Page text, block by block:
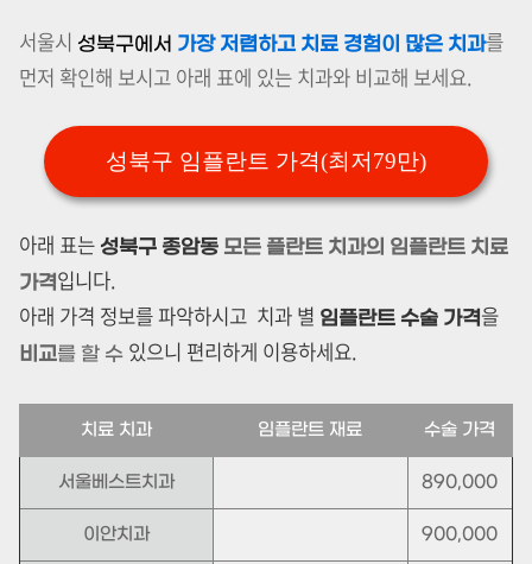
서울시 성북구에서 가장 저렴하고 치료 경험이 많은 치과를
먼저 확인해 보시고 아래 표에 있는 치과와 비교해 보세요.
성북구 임플란트 가격(최저79만)
아래 표는 성북구 종암동 모든 플란트 치과의 임플란트 치료
가격입니다.
아래 가격 정보를 파악하시고 치과 별 임플란트 수술 가격을
비교를 할 수 있으니 편리하게 이용하세요.
치료 치과 임플란트 재료 수술 가격
서울베스트치과 890,000
이안치과 900,000